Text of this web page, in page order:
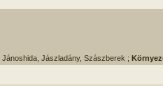
Jánoshida, Jászladány, Szászberek ;